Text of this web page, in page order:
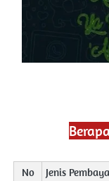
No Jenis